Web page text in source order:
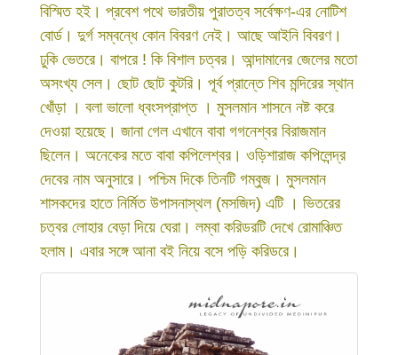
বিস্মিত হই। প্রবেশ পথে ভারতীয় পুরাতত্ব সর্বেক্ষণ-এর নোটিশ
বোর্ড। দুর্গ সম্বন্ধে কোন বিবরণ নেই। আছে আইনি বিবরণ।
ঢুকি ভেতরে। বাপরে ! কি বিশাল চত্বর। আন্দামানের জেলের মতো
অসংখ্য সেল। ছোট ছোট কুটরি। পূর্ব প্রান্তে শিব মন্দিরের স্থান
খোঁড়া । বলা ভালো ধ্বংসপ্রাপ্ত । মুসলমান শাসনে নষ্ট করে
দেওয়া হয়েছে। জানা গেল এখানে বাবা গগনেশ্বর বিরাজমান
ছিলেন। অনেকের মতে বাবা কপিলেশ্বর। ওড়িশারাজ কপিলেন্দ্র
দেবের নাম অনুসারে। পশ্চিম দিকে তিনটি গম্বুজ। মুসলমান
শাসকদের হাতে নির্মিত উপাসনাস্থল (মসজিদ) এটি । ভিতরের
চত্বর লোহার বেড়া দিয়ে ঘেরা। লম্বা করিডরটি দেখে রোমাঞ্চিত
হলাম। এবার সঙ্গে আনা বই নিয়ে বসে পড়ি করিডরে।